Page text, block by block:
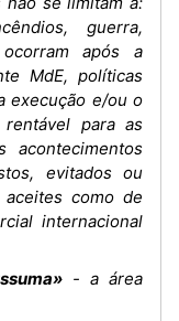
guerra,
após a
MdE, políticas
execução e/ou o
para as
acontecimentos
evitados ou
como de
internacional
- a área